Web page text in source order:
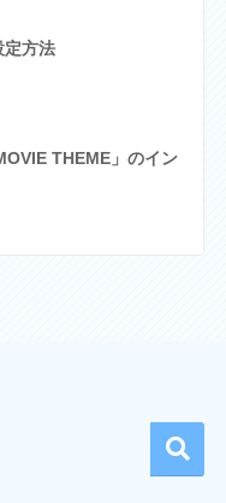
定方法
THEME」のイン